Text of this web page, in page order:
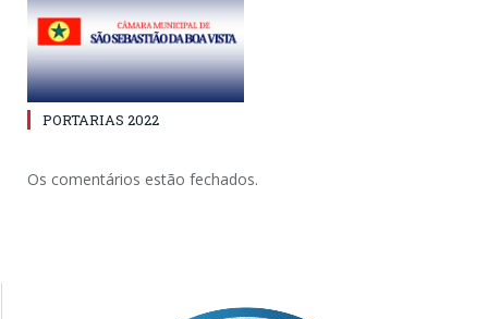
PORTARIAS 2022
Os comentários estão fechados.